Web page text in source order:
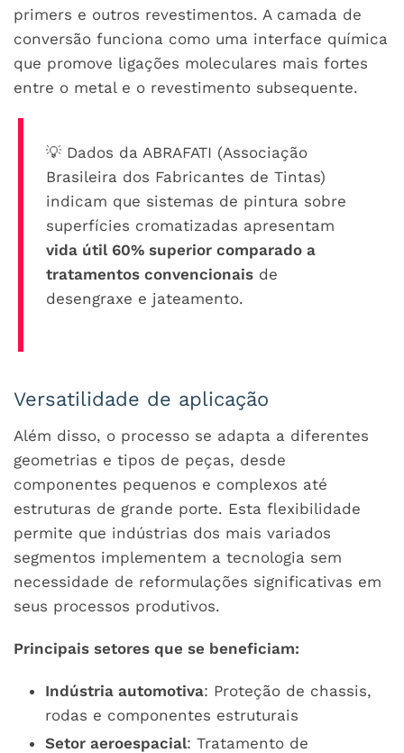
primers e outros revestimentos. A camada de
conversão funciona como uma interface química
que promove ligações moleculares mais fortes
entre o metal e o revestimento subsequente.
💡 Dados da ABRAFATI (Associação
Brasileira dos Fabricantes de Tintas)
indicam que sistemas de pintura sobre
superfícies cromatizadas apresentam
vida útil 60% superior comparado a
tratamentos convencionais de
desengraxe e jateamento.
Versatilidade de aplicação
Além disso, o processo se adapta a diferentes
geometrias e tipos de peças, desde
componentes pequenos e complexos até
estruturas de grande porte. Esta flexibilidade
permite que indústrias dos mais variados
segmentos implementem a tecnologia sem
necessidade de reformulações significativas em
seus processos produtivos.
Principais setores que se beneficiam:
Indústria automotiva: Proteção de chassis,
rodas e componentes estruturais
Setor aeroespacial: Tratamento de